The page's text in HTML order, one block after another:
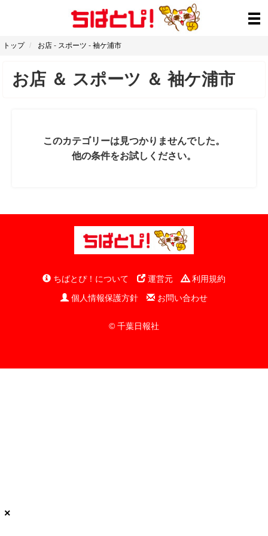
トップ お店 - スポーツ - 袖ケ浦市
お店 ＆ スポーツ ＆袖ケ浦市
このカテゴリーは見つかりませんでした。
他の条件をお試しください。
ちばとぴ！について 運営元
利用規約
個人情報保護方針
お問い合わせ
© 千葉日報社
×